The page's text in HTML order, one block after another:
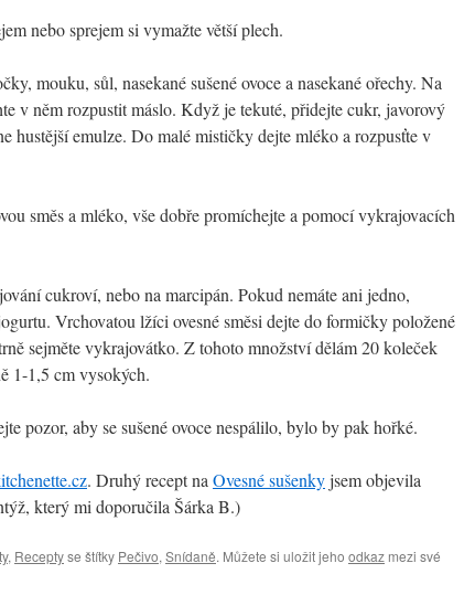
nebo sprejem si vymažte větší plech.
mouku, sůl, nasekané sušené ovoce a nasekané ořechy. Na
v něm rozpustit máslo. Když je tekuté, přidejte cukr, javorový
hustější emulze. Do malé mističky dejte mléko a rozpusťte v
směs a mléko, vše dobře promíchejte a pomocí vykrajovacích
cukroví, nebo na marcipán. Pokud nemáte ani jedno,
Vrchovatou lžíci ovesné směsi dejte do formičky položené
sejměte vykrajovátko. Z tohoto množství dělám 20 koleček
1-1,5 cm vysokých.
pozor, aby se sušené ovoce nespálilo, bylo by pak hořké.
. Druhý recept na Ovesné sušenkyjsem objevila
který mi doporučila Šárka B.)
, Receptyse štítky Pečivo, Snídaně. Můžete si uložit jeho odkaz mezi své